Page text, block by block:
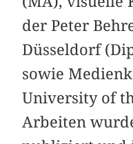
der Peter
Düsseldorf
sowie
University of
Arbeiten